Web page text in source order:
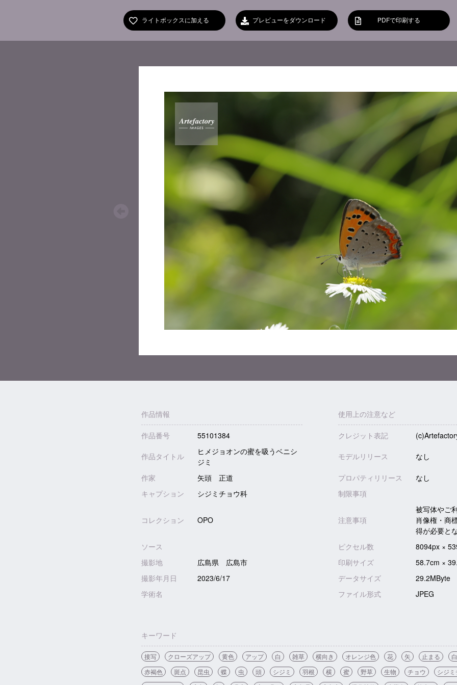
ライトボックスに加える プレビューをダウンロード PDFで印刷する
作品情報 使用上の注意など
作品番号 55101384 クレジット表記
作品タイトル
ヒメジョオンの蜜を吸うベニシ
ジミ
モデルリリース なし
作家 矢頭 正道 プロパティリリース
なし
キャプション
シジミチョウ科 制限事項
コレクション OPO 注意事項
被写体やご
肖像権・商
得が必要と
ソース
ピクセル数
8094px ×
撮影地
広島県 広島市 印刷サイズ
58.7cm ×
撮影年月日
2023/6/17 データサイズ
29.2MByte
学術名
ファイル形式 JPEG
キーワード
接写 クローズアップ 黄色 アップ 白 雑草 横向き オレンジ色 花 矢 止まる
赤褐色
斑点 昆虫 蝶 虫 頭 シジミ 羽根 横 蜜 野草 生物 チョウ
シジ